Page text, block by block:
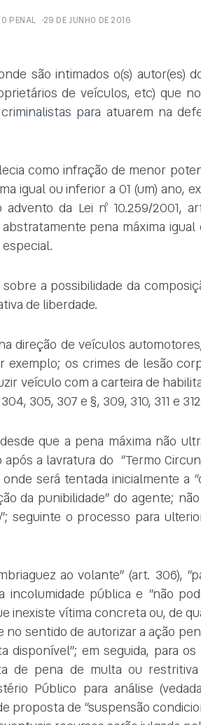
PENAL 29 DE JUNHO DE 2016
são intimados o(s) autor(es)
de veículos, etc) que
para atuarem na
como infração de menor
igual ou inferior a 01 (um) ano,
da Lei nº 10.259/2001,
pena máxima
a possibilidade da
de liberdade.
direção de veículos
exemplo; os crimes de lesão
veículo com a carteira de
305, 307 e §, 309, 310, 311 e
que a pena máxima não
a lavratura do “Termo
será tentada inicialmente a
da punibilidade” do agente;
seguinte o processo para
ao volante” (art. 306),
incolumidade pública e “não
inexiste vítima concreta ou, de
sentido de autorizar a ação
em seguida, para
de pena de multa ou
Público para análise
proposta de “suspensão